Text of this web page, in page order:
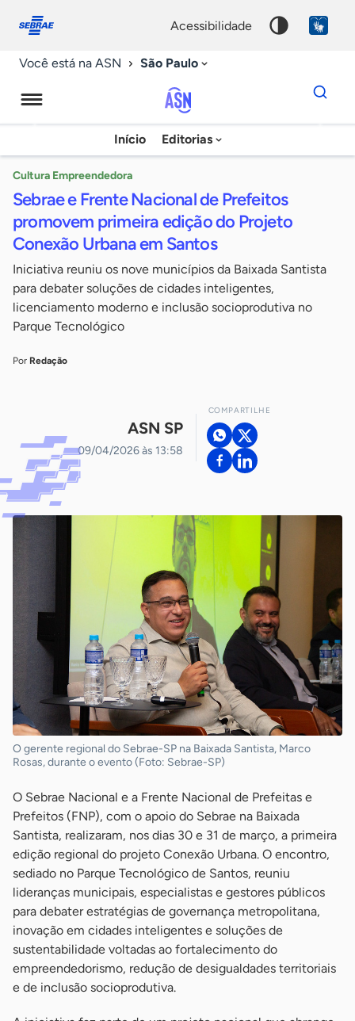
conosco
acessibilidade
Você está na ASN São Paulo
Agência
Sebrae
Notícias
Início Editorias
Dados
para
chave
Cultura Empreendedora
Sebrae e Frente Nacional de Prefeitos
promovem primeira edição do Projeto
Conexão Urbana em Santos
Iniciativa reuniu os nove municípios da Baixada Santista
para debater soluções de cidades inteligentes,
licenciamento moderno e inclusão socioprodutiva no
Parque Tecnológico
Por Redação
ASN SP
09/04/2026 às 13:58
COMPARTILHE
O gerente regional do Sebrae-SP na Baixada Santista, Marco
Rosas, durante o evento (Foto: Sebrae-SP)
O Sebrae Nacional e a Frente Nacional de Prefeitas e
Prefeitos (FNP), com o apoio do Sebrae na Baixada
Santista, realizaram, nos dias 30 e 31 de março, a primeira
edição regional do projeto Conexão Urbana. O encontro,
sediado no Parque Tecnológico de Santos, reuniu
lideranças municipais, especialistas e gestores públicos
para debater estratégias de governança metropolitana,
inovação em cidades inteligentes e soluções de
sustentabilidade voltadas ao fortalecimento do
empreendedorismo, redução de desigualdades territoriais
e de inclusão socioprodutiva.